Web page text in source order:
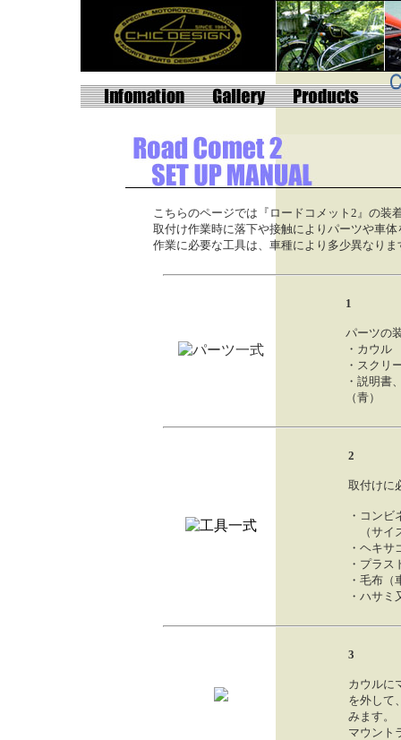
こちらのページでは『ロードコメット2』の装
取付け作業時に落下や接触によりパーツや車
作業に必要な工具は、車種により多少異なり
1
パーツの
・カウル
・スクリ
・説明書
（青）
2
取付けに
・コン
（サイ
・ヘキサ
・プラス
・毛布（
・ハサミ
3
カウルに
を外して
みます。
マウント